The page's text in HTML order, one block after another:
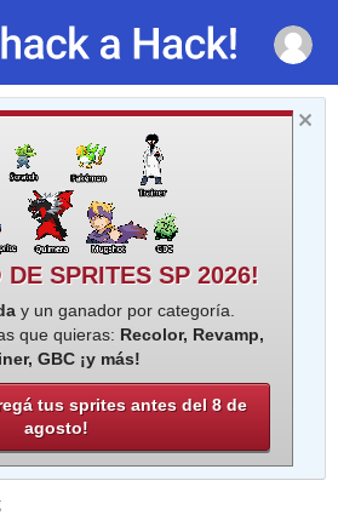
DE SPRITES SP 2026!
y un ganador por categoría.
que quieras: Recolor, Revamp,
GBC ¡y más!
tus sprites antes del 8 de
agosto!